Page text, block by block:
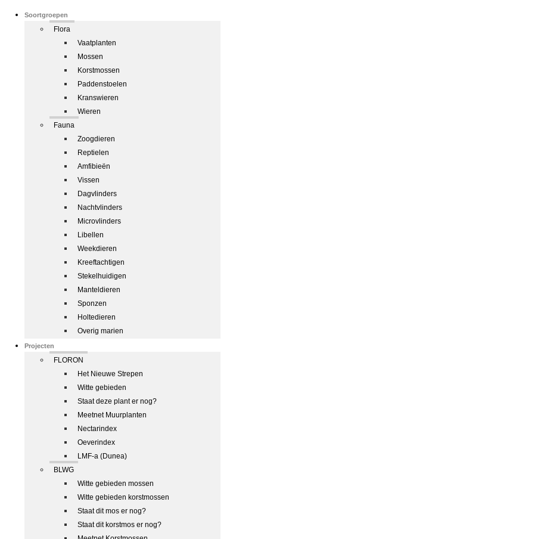
Soortgroepen
Flora
Vaatplanten
Mossen
Korstmossen
Paddenstoelen
Kranswieren
Wieren
Fauna
Zoogdieren
Reptielen
Amfibieën
Vissen
Dagvlinders
Nachtvlinders
Microvlinders
Libellen
Weekdieren
Kreeftachtigen
Stekelhuidigen
Manteldieren
Sponzen
Holtedieren
Overig marien
Projecten
FLORON
Het Nieuwe Strepen
Witte gebieden
Staat deze plant er nog?
Meetnet Muurplanten
Nectarindex
Oeverindex
LMF-a (Dunea)
BLWG
Witte gebieden mossen
Witte gebieden korstmossen
Staat dit mos er nog?
Staat dit korstmos er nog?